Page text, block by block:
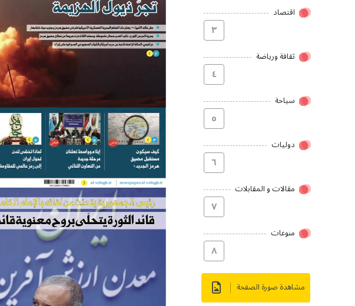
اقتصاد
۳
ثقافة ورياضة
٤
سیاحة
٥
دولیات
٦
مقالات و المقابلات
۷
منوعات
۸
مشاهدة صورة الصفحة